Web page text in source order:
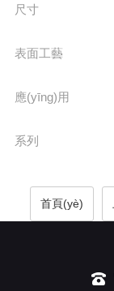
尺寸
表面工藝
應(yīng)用
系列
首頁(yè)